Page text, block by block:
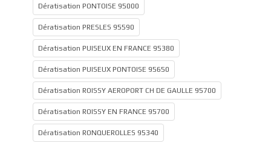
Dératisation PONTOISE 95000
Dératisation PRESLES 95590
Dératisation PUISEUX EN FRANCE 95380
Dératisation PUISEUX PONTOISE 95650
Dératisation ROISSY AEROPORT CH DE GAULLE 95700
Dératisation ROISSY EN FRANCE 95700
Dératisation RONQUEROLLES 95340